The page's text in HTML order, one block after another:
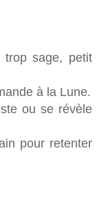
petit
à la Lune.
se révèle
retenter